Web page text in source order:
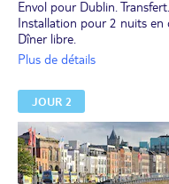
Envol pour Dublin. Transfert.
Installation pour 2 nuits en
Dîner libre.
Nuit à Dublin.
Plus de détails
JOUR 2